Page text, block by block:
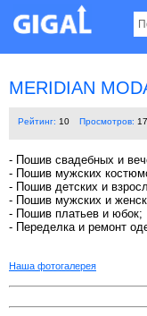
MERIDIAN
Рейтинг: 10 Просмотров:
- Пошив свадебных и
- Пошив мужских
- Пошив детских и
- Пошив мужских и
- Пошив платьев и юбок;
- Переделка и ремонт
Наша фотогалерея